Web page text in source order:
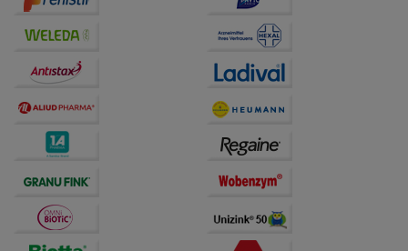
Drittseiten möglichst relevant für Sie zu gestalten.
Bitte beachten Sie, dass Daten hierfür teilweise an
Dritte wie z.B. Google oder soziale Medien